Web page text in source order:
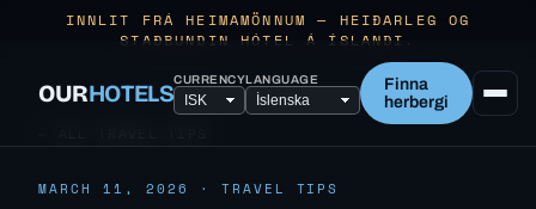
INNLIT FRÁ HEIMAMÖNNUM — HEIÐARLEG OG
STAÐBUNDIN HÓTEL Á ÍSLANDI.
OURHOTELSCURRENCYLANGUAGE
Finna
herbergi
MARCH 11, 2026 · TRAVEL TIPS